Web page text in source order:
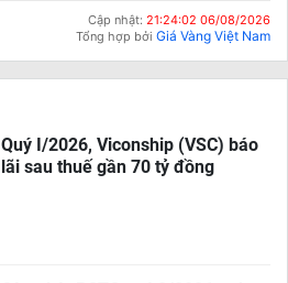
Cập nhật: 21:24:02 06/08/2026
Tổng hợp bởi Giá Vàng Việt Nam
Quý I/2026, Viconship (VSC) báo
lãi sau thuế gần 70 tỷ đồng